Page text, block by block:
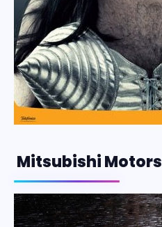
Mitsubishi Motors